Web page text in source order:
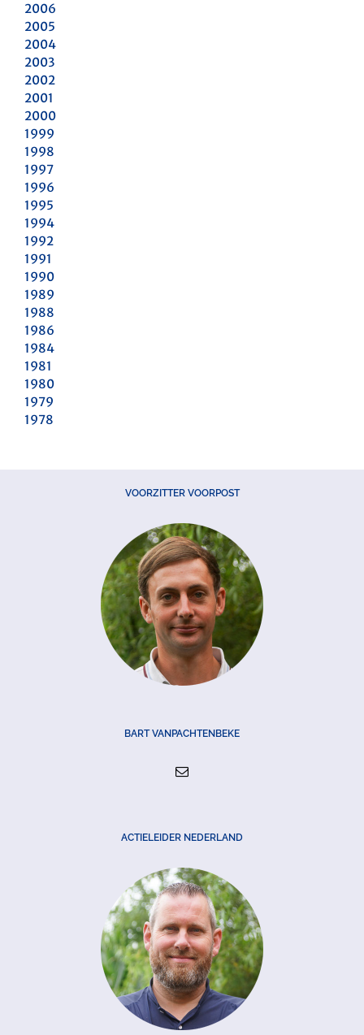
2006
2005
2004
2003
2002
2001
2000
1999
1998
1997
1996
1995
1994
1992
1991
1990
1989
1988
1986
1984
1981
1980
1979
1978
VOORZITTER VOORPOST
BART VANPACHTENBEKE
ACTIELEIDER NEDERLAND